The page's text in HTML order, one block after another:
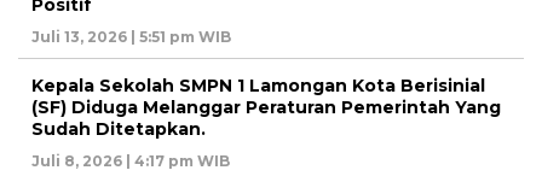
Juli 13, 2026 | 5:51 pm WIB
Kepala Sekolah SMPN 1 Lamongan Kota Berisinial
(SF) Diduga Melanggar Peraturan Pemerintah Yang
Sudah Ditetapkan.
Juli 8, 2026 | 4:17 pm WIB